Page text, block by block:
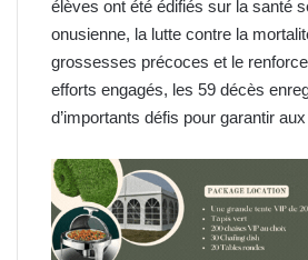
élèves ont été édifiés sur la santé
onusienne, la lutte contre la
grossesses précoces et le
efforts engagés, les 59 décès
d’importants défis pour garantir